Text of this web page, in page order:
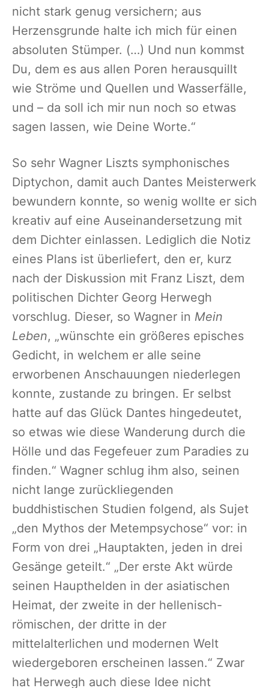
nicht stark genug versichern; aus
Herzensgrunde halte ich mich für einen
absoluten Stümper. (…) Und nun kommst
Du, dem es aus allen Poren herausquillt
wie Ströme und Quellen und Wasserfälle,
und – da soll ich mir nun noch so etwas
sagen lassen, wie Deine Worte.“
So sehr Wagner Liszts symphonisches
Diptychon, damit auch Dantes Meisterwerk
bewundern konnte, so wenig wollte er sich
kreativ auf eine Auseinandersetzung mit
dem Dichter einlassen. Lediglich die Notiz
eines Plans ist überliefert, den er, kurz
nach der Diskussion mit Franz Liszt, dem
politischen Dichter Georg Herwegh
vorschlug. Dieser, so Wagner in Mein
Leben, „wünschte ein größeres episches
Gedicht, in welchem er alle seine
erworbenen Anschauungen niederlegen
konnte, zustande zu bringen. Er selbst
hatte auf das Glück Dantes hingedeutet,
so etwas wie diese Wanderung durch die
Hölle und das Fegefeuer zum Paradies zu
finden.“ Wagner schlug ihm also, seinen
nicht lange zurückliegenden
buddhistischen Studien folgend, als Sujet
„den Mythos der Metempsychose“ vor: in
Form von drei „Hauptakten, jeden in drei
Gesänge geteilt.“ „Der erste Akt würde
seinen Haupthelden in der asiatischen
Heimat, der zweite in der hellenisch-
römischen, der dritte in der
mittelalterlichen und modernen Welt
wiedergeboren erscheinen lassen.“ Zwar
hat Herwegh auch diese Idee nicht